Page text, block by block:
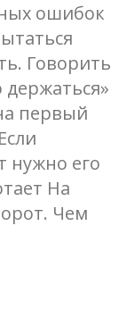
ошибок
Говорить
держаться»
первый
нужно его
На
Чем